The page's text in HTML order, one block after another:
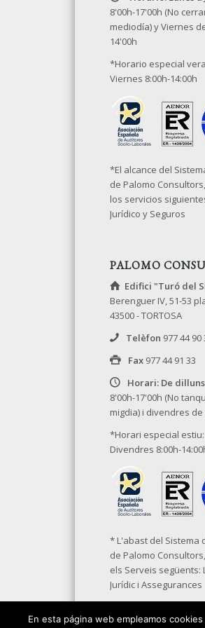
8'00h-17'00h (No
mediodía) y Viernes
14'00h
*Horario especial
Viernes 8:00h-14:00h
*El alcance del
de Palomo
los servicios
Jurídico y Seguros
PALOMO
Edifici "Turó del
Berenguer IV, 51-53
43500 - TORTOSA
Telèfon 977 44 90
Fax977 44 91 33
Horari: De
8'00h-17'00h (No
migdia) i divendres de
*Horari especial
Divendres 8:00h-
* L'abast del Sistema
de Palomo
els Serveis següents:
Jurídic i Assegurances
En esta página web empleamos